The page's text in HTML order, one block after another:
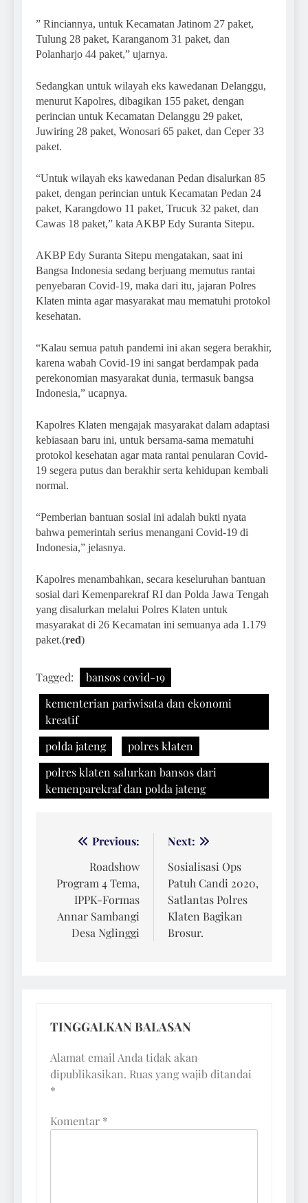
” Rinciannya, untuk Kecamatan Jatinom 27 paket,
Tulung 28 paket, Karanganom 31 paket, dan
Polanharjo 44 paket,” ujarnya.
Sedangkan untuk wilayah eks kawedanan Delanggu,
menurut Kapolres, dibagikan 155 paket, dengan
perincian untuk Kecamatan Delanggu 29 paket,
Juwiring 28 paket, Wonosari 65 paket, dan Ceper 33
paket.
“Untuk wilayah eks kawedanan Pedan disalurkan 85
paket, dengan perincian untuk Kecamatan Pedan 24
paket, Karangdowo 11 paket, Trucuk 32 paket, dan
Cawas 18 paket,” kata AKBP Edy Suranta Sitepu.
AKBP Edy Suranta Sitepu mengatakan, saat ini
Bangsa Indonesia sedang berjuang memutus rantai
penyebaran Covid-19, maka dari itu, jajaran Polres
Klaten minta agar masyarakat mau mematuhi protokol
kesehatan.
“Kalau semua patuh pandemi ini akan segera berakhir,
karena wabah Covid-19 ini sangat berdampak pada
perekonomian masyarakat dunia, termasuk bangsa
Indonesia,” ucapnya.
Kapolres Klaten mengajak masyarakat dalam adaptasi
kebiasaan baru ini, untuk bersama-sama mematuhi
protokol kesehatan agar mata rantai penularan Covid-
19 segera putus dan berakhir serta kehidupan kembali
normal.
“Pemberian bantuan sosial ini adalah bukti nyata
bahwa pemerintah serius menangani Covid-19 di
Indonesia,” jelasnya.
Kapolres menambahkan, secara keseluruhan bantuan
sosial dari Kemenparekraf RI dan Polda Jawa Tengah
yang disalurkan melalui Polres Klaten untuk
masyarakat di 26 Kecamatan ini semuanya ada 1.179
paket.(red)
Tagged:
bansos covid-19
kementerian pariwisata dan ekonomi
kreatif
polda jateng
polres klaten
polres klaten salurkan bansos dari
kemenparekraf dan polda jateng
NavigasiPrevious:
Roadshow
Program 4 Tema,
IPPK-Formas
Annar Sambangi
Desa Nglinggi
Next:
Sosialisasi Ops
Patuh Candi 2020,
Satlantas Polres
Klaten Bagikan
Brosur.
TINGGALKAN BALASAN
Alamat email Anda tidak akan
dipublikasikan. Ruas yang wajib ditandai
*
Komentar *